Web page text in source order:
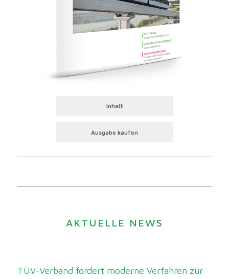
Inhalt
Ausgabe kaufen
AKTUELLE NEWS
TÜV-Verband fordert moderne Verfahren zur